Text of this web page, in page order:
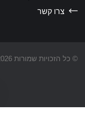
צרו קשר
הזכויות שמורות 2026 פיתוח אתר ע"י